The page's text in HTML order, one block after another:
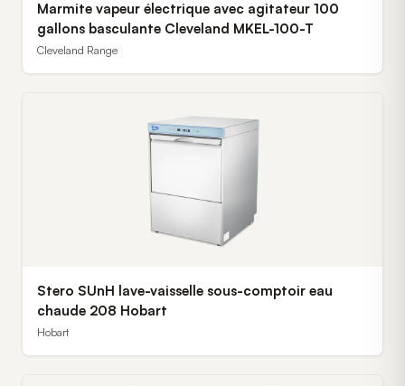
Marmite vapeur électrique avec agitateur 100
gallons basculante Cleveland MKEL-100-T
Cleveland Range
Stero SUnH lave-vaisselle sous-comptoir eau
chaude 208 Hobart
Hobart